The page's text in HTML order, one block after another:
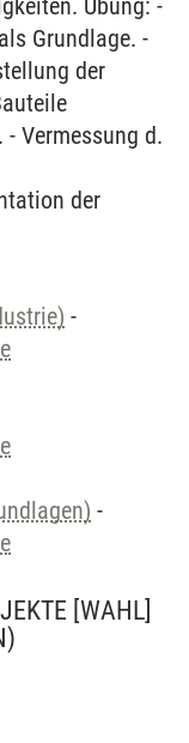
Übung: -
Grundlage. -
der
Vermessung d.
der
-
-
[WAHL]